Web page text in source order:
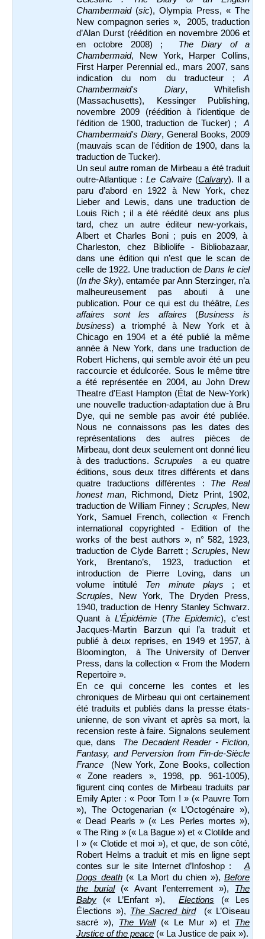
Chambermaid(sic), Olympia Press, « The
New compagnon series », 2005, traduction
d’Alan Durst (réédition en novembre 2006 et
en octobre 2008) ; The Diary of a
Chambermaid, New York, Harper Collins,
First Harper Perennial ed., mars 2007, sans
indication du nom du traducteur ; A
Chambermaid's Diary, Whitefish
(Massachusetts), Kessinger Publishing,
novembre 2009 (réédition à l'identique de
l'édition de 1900, traduction de Tucker) ; A
Chambermaid's Diary, General Books, 2009
(mauvais scan de l'édition de 1900, dans la
traduction de Tucker).
Un seul autre roman de Mirbeau a été traduit
outre-Atlantique :Le Calvaire(Calvary). Il a
paru d’abord en 1922 à New York, chez
Lieber and Lewis, dans une traduction de
Louis Rich ; il a été réédité deux ans plus
tard, chez un autre éditeur new-yorkais,
Albert et Charles Boni ; puis en 2009, à
Charleston, chez Bibliolife - Bibliobazaar,
dans une édition qui n’est que le scan de
celle de 1922. Une traduction de Dans le ciel
(In the Sky), entamée par Ann Sterzinger, n’a
malheureusement pas abouti à une
publication. Pour ce qui est du théâtre, Les
affaires sont les affaires (Business is
business) a triomphé à New York et à
Chicago en 1904 et a été publié la même
année à New York, dans une traduction de
Robert Hichens, qui semble avoir été un peu
raccourcie et édulcorée. Sous le même titre
a été représentéeen 2004, au John Drew
Theatre d'East Hampton (État de New-York)
une nouvelle traduction-adaptation due à Bru
Dye, qui ne semble pas avoir été publiée.
Nous ne connaissons pas les dates des
représentations des autres pièces de
Mirbeau, dont deux seulement ont donné lieu
à des traductions.Scrupules a eu quatre
éditions, sous deux titres différents et dans
quatre traductions différentes : The Real
honest man, Richmond, Dietz Print, 1902,
traduction de William Finney ; Scruples, New
York, Samuel French, collection « French
international copyrighted - Edition of the
works of the best authors », n° 582, 1923,
traduction de Clyde Barrett ;Scruples, New
York, Brentano’s, 1923, traduction et
introduction de Pierre Loving, dans un
volume intitulé Ten minute plays ; et
Scruples, New York, The Dryden Press,
1940, traduction de Henry Stanley Schwarz.
Quant àL’Épidémie (The Epidemic), c’est
Jacques-Martin Barzun qui l’a traduit et
publié à deux reprises, en 1949 et 1957, à
Bloomington, à The University of Denver
Press, dans la collection « From the Modern
Repertoire ».
En ce qui concerne les contes et les
chroniques de Mirbeau qui ont certainement
été traduits et publiés dans la presse états-
unienne, de son vivant et après sa mort, la
recension reste à faire. Signalons seulement
que, dans
The Decadent Reader - Fiction,
Fantasy, and Perversion from Fin-de-Siècle
France (New York, Zone Books, collection
« Zone readers », 1998, pp. 961-1005),
figurent cinq contes de Mirbeau traduits par
Emily Apter : « Poor Tom ! » (« Pauvre Tom
»), The Octogenarian (« L’Octogénaire »),
« Dead Pearls » (« Les Perles mortes »),
« The Ring » (« La Bague ») et « Clotilde and
I » (« Clotide et moi »), et que, de son côté,
Robert Helms a traduit et mis en ligne sept
contes sur le site Internet d’Infoshop : A
Dogs death(« La Mort du chien »), Before
the burial(« Avant l’enterrement »), The
Baby (« L’Enfant »),Elections (« Les
Élections »), The Sacred bird(« L’Oiseau
sacré »), The Wall(« Le Mur ») et The
Justice of the peace (« La Justice de paix »).